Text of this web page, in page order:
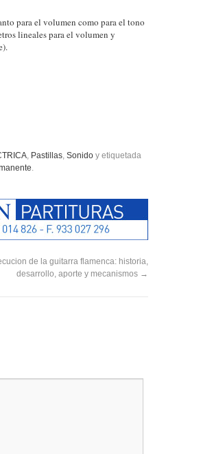
para el volumen como para el tono
lineales para el volumen y
Pastillas Sonido y etiquetada
de la guitarra flamenca: historia,
desarrollo, aporte y mecanismos →